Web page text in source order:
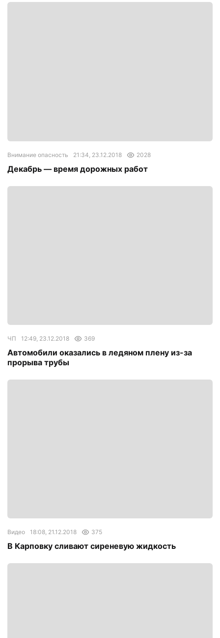
Внимание опасность 21:34, 23.12.2018 2028
Декабрь — время дорожных работ
ЧП 12:49, 23.12.2018 369
Автомобили оказались в ледяном плену из-за
прорыва трубы
Видео 18:08, 21.12.2018 375
В Карповку сливают сиреневую жидкость